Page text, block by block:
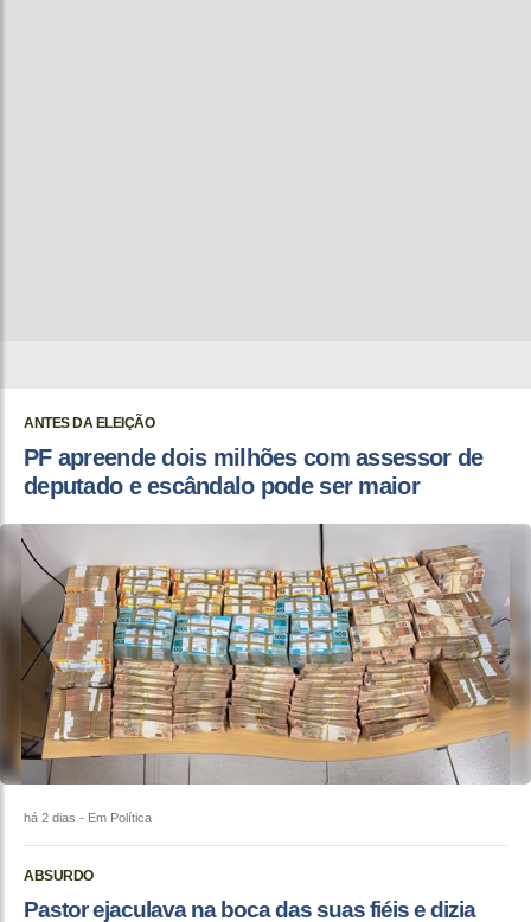
ANTES DA ELEIÇÃO
PF apreende dois milhões com assessor de
deputado e escândalo pode ser maior
há 2 dias - Em Política
ABSURDO
Pastor ejaculava na boca das suas fiéis e dizia